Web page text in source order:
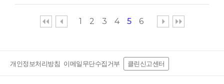
1 2 3 4 5 6
개인정보처리방침 이메일무단수집거부 클린신고센터